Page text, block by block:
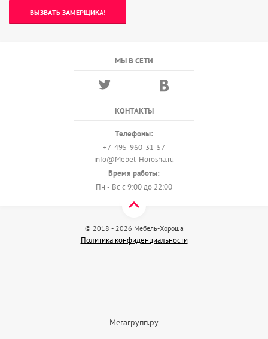
ВЫЗВАТЬ ЗАМЕРЩИКА!
МЫ В СЕТИ
КОНТАКТЫ
Телефоны:
+7-495-960-31-57
info@Mebel-Horosha.ru
Время работы:
Пн - Вс с 9:00 до 22:00
© 2018 - 2026 Мебель-Хороша
Политика конфиденциальности
Мегагрупп.ру